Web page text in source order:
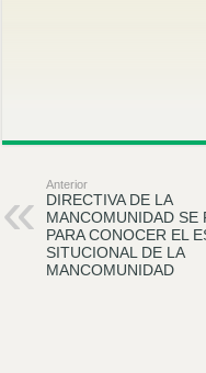
Anterior
DIRECTIVA DE LA
MANCOMUNIDAD SE
PARA CONOCER EL
SITUCIONAL DE LA
MANCOMUNIDAD